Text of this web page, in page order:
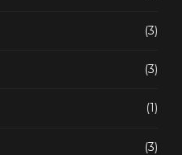
(3)
(3)
(1)
(3)